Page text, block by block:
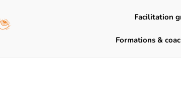
Facilitation
Formations &